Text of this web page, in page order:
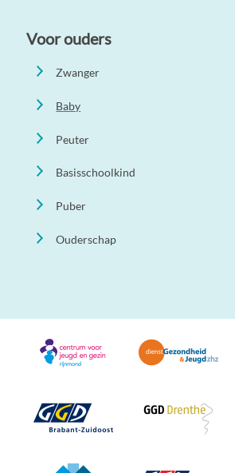
Voor ouders
Zwanger
Baby
Peuter
Basisschoolkind
Puber
Ouderschap